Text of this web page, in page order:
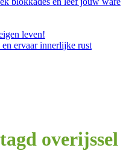
leven!
ervaar innerlijke rust
overijssel